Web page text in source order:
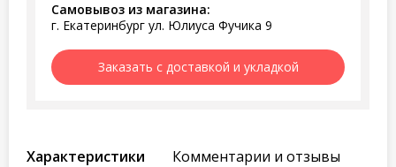
Самовывоз из магазина:
г. Екатеринбург ул. Юлиуса Фучика 9
Заказать с доставкой и укладкой
Характеристики Комментарии и отзывы